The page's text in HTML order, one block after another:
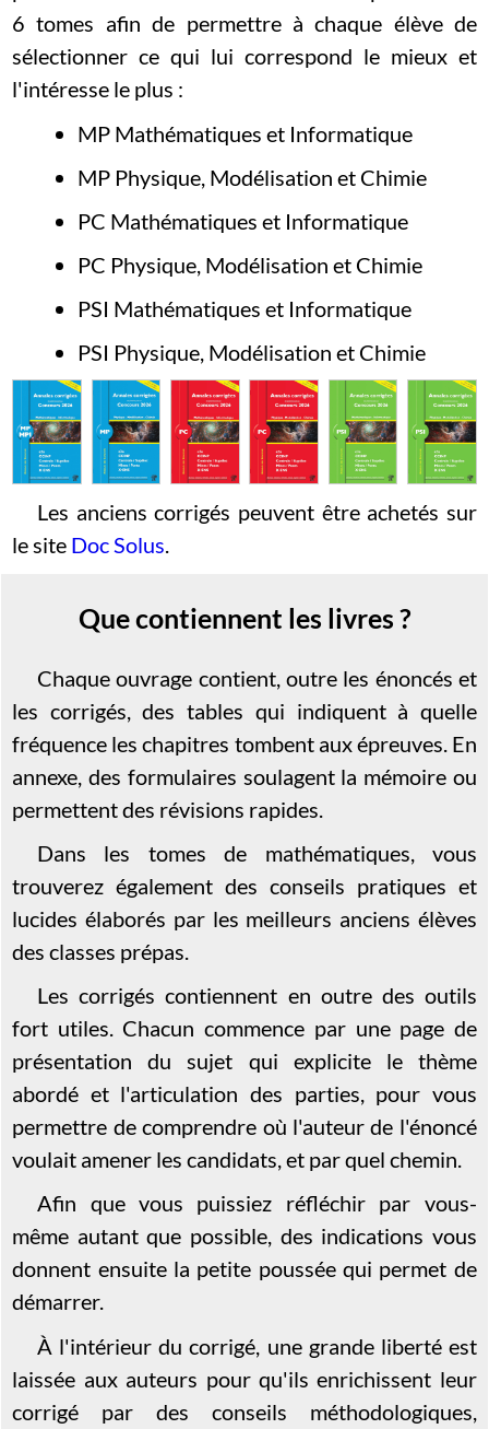
6 tomes afin de permettre à chaque élève de
sélectionner ce qui lui correspond le mieux et
l'intéresse le plus :
MP Mathématiques et Informatique
MP Physique, Modélisation et Chimie
PC Mathématiques et Informatique
PC Physique, Modélisation et Chimie
PSI Mathématiques et Informatique
PSI Physique, Modélisation et Chimie
Les anciens corrigés peuvent être achetés sur
le site Doc Solus.
Que contiennent les livres ?
Chaque ouvrage contient, outre les énoncés et
les corrigés, des tables qui indiquent à quelle
fréquence les chapitres tombent aux épreuves. En
annexe, des formulaires soulagent la mémoire ou
permettent des révisions rapides.
Dans les tomes de mathématiques, vous
trouverez également des conseils pratiques et
lucides élaborés par les meilleurs anciens élèves
des classes prépas.
Les corrigés contiennent en outre des outils
fort utiles. Chacun commence par une page de
présentation du sujet qui explicite le thème
abordé et l'articulation des parties, pour vous
permettre de comprendre où l'auteur de l'énoncé
voulait amener les candidats, et par quel chemin.
Afin que vous puissiez réfléchir par vous-
même autant que possible, des indications vous
donnent ensuite la petite poussée qui permet de
démarrer.
À l'intérieur du corrigé, une grande liberté est
laissée aux auteurs pour qu'ils enrichissent leur
corrigé par des conseils méthodologiques,